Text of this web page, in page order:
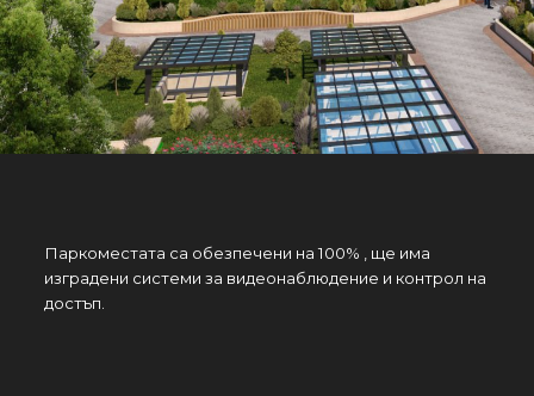
Паркоместата са обезпечени на 100% , ще има
изградени системи за видеонаблюдение и контрол на
достъп.